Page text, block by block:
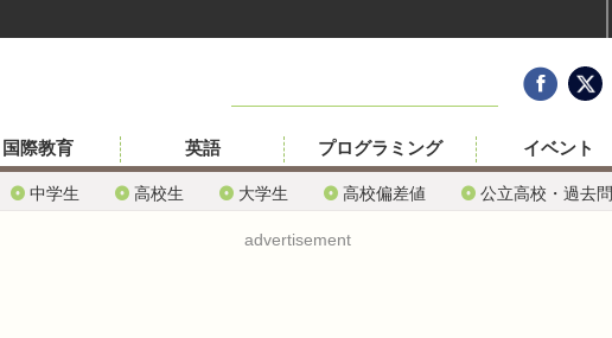
中学生 高校生 大学生 高校偏差値 公立高校・過去問
国際教育 英語 プログラミング イベント
advertisement